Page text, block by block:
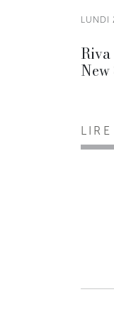
LUNDI
New